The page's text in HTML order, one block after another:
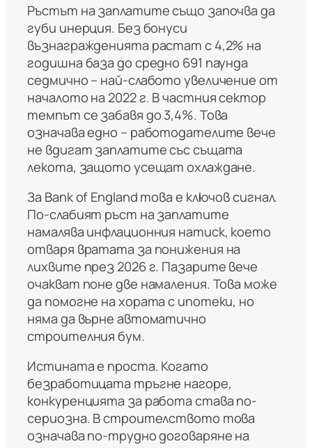
Ръстът на заплатите също започва да
губи инерция. Без бонуси
възнагражденията растат с 4,2% на
годишна база до средно 691 паунда
седмично – най-слабото увеличение от
началото на 2022 г. В частния сектор
темпът се забавя до 3,4%. Това
означава едно – работодателите вече
не вдигат заплатите със същата
лекота, защото усещат охлаждане.
За Bank of England това е ключов сигнал.
По-слабият ръст на заплатите
намалява инфлационния натиск, което
отваря вратата за понижения на
лихвите през 2026 г. Пазарите вече
очакват поне две намаления. Това може
да помогне на хората с ипотеки, но
няма да върне автоматично
строителния бум.
Истината е проста. Когато
безработицата тръгне нагоре,
конкуренцията за работа става по-
сериозна. В строителството това
означава по-трудно договаряне на